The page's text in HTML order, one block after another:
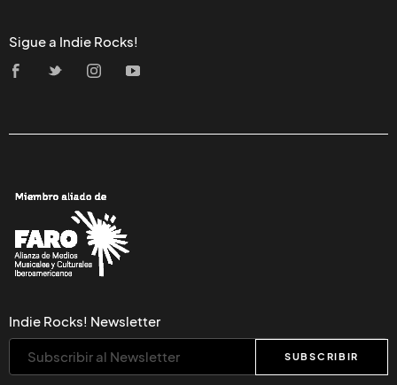
Sigue a Indie Rocks!
Indie Rocks! Newsletter